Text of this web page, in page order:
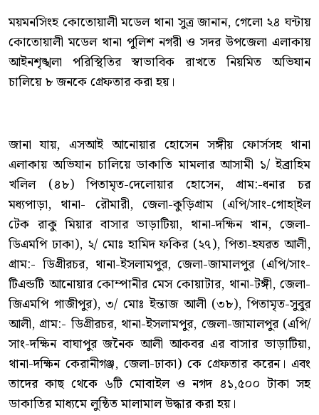
ময়মনসিংহ কোতোয়ালী মডেল থানা সুত্র জানান, গেলো ২৪ ঘন্টায়
কোতোয়ালী মডেল থানা পুলিশ নগরী ও সদর উপজেলা এলাকায়
আইনশৃঙ্খলা পরিস্থিতির স্বাভাবিক রাখতে নিয়মিত অভিযান
চালিয়ে ৮ জনকে গ্রেফতার করা হয়।
জানা যায়, এসআই আনোয়ার হোসেন সঙ্গীয় ফোর্সসহ থানা
এলাকায় অভিযান চালিয়ে ডাকাতি মামলার আসামী ১/ ইব্রাহিম
খলিল (৪৮) পিতামৃত-দেলোয়ার হোসেন, গ্রাম:-ধনার চর
মধ্যপাড়া, থানা- রৌমারী, জেলা-কুড়িগ্রাম (এপি/সাং-গোহা্ইল
টেক রাকু মিয়ার বাসার ভাড়াটিয়া, থানা-দক্ষিন খান, জেলা-
ডিএমপি ঢাকা), ২/ মোঃ হামিদ ফকির (২৭), পিতা-হযরত আলী,
গ্রাম:- ডিগ্রীরচর, থানা-ইসলামপুর, জেলা-জামালপুর (এপি/সাং-
টিএন্ডটি আনোয়ার কোম্পানীর মেস কোয়াটার, থানা-টঙ্গী, জেলা-
জিএমপি গাজীপুর), ৩/ মোঃ ইন্তাজ আলী (৩৮), পিতামৃত-সুবুর
আলী, গ্রাম:- ডিগ্রীরচর, থানা-ইসলামপুর, জেলা-জামালপুর (এপি/
সাং-দক্ষিন বাঘাপুর জনৈক আলী আকবর এর বাসার ভাড়াটিয়া,
থানা-দক্ষিন কেরানীগঞ্জ, জেলা-ঢাকা) কে গ্রেফতার করেন। এবং
তাদের কাছ থেকে ৬টি মোবাইল ও নগদ ৪১,৫০০ টাকা সহ
ডাকাতির মাধ্যমে লুন্ঠিত মালামাল উদ্ধার করা হয়।